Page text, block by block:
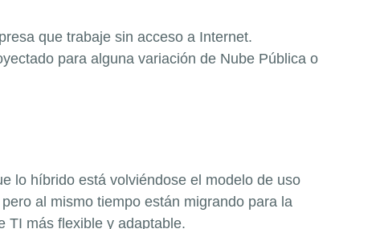
que trabaje sin acceso a Internet.
para alguna variación de Nube Pública o
lo híbrido está volviéndose el modelo de uso
al mismo tiempo están migrando para la
TI más flexible y adaptable.